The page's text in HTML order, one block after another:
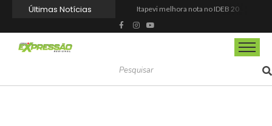
Últimas Notícias
Banco do Povo Paulista oferece crédito para impulsionar empreendedores de Mairinque
GCM de Mairinque prende três pessoas em flagrante por furto de cabos telefônicos após monitoramento do COI
Mairinque conquista título no Torneio de Vôlei Adaptado Feminino 45+